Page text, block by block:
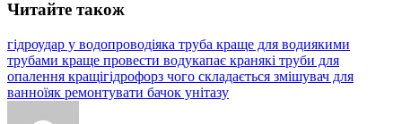
Читайте також
гідроудар у водопроводіяка труба краще для водиякими
трубами краще провести водукапає кранякі труби для
опалення кращігідрофорз чого складається змішувач для
ванноїяк ремонтувати бачок унітазу